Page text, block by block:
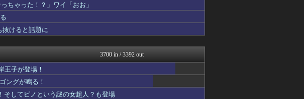
ｗｗｗｗｗｗｗ
ぎるｗｗｗｗ
デジタルニューススレッド
題にwwwwww...
アニゲー速報
漫画まとめ速報
おたくみくす 声優まとめ
アニチャット
ヒーローNEWS
ちゃった！？」ワイ「おお」
抜けると話題に
3700 in / 3392 out
子が登場！
ングが鳴る！
してピノという謎の女超人？も登場